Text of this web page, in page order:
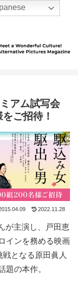
アム試写会
ご招待！
2022.11.28
が主演し、戸田恵
インを務める映画
戦となる原田眞人
題の本作。